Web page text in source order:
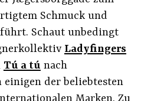
Schmuck und
Schaut unbedingt
Ladyfingers
Tú a tú nach
einigen der beliebtesten